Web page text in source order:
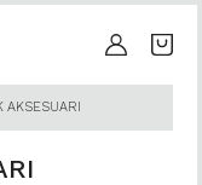
AKSESUARI